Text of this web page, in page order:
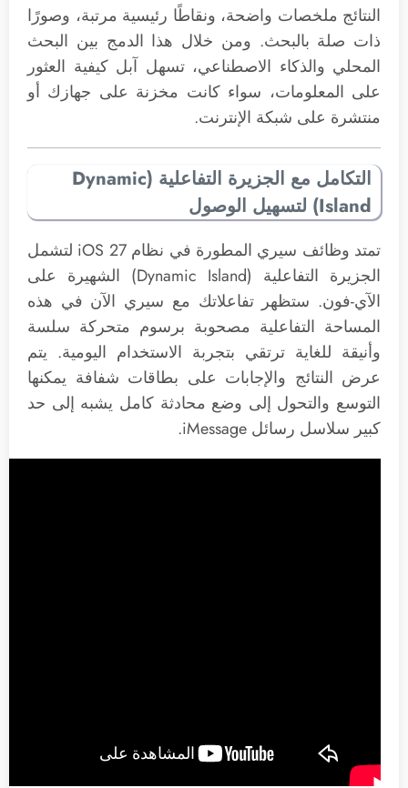
النتائج ملخصات واضحة، ونقاطًا رئيسية مرتبة، وصورًا
ذات صلة بالبحث. ومن خلال هذا الدمج بين البحث
المحلي والذكاء الاصطناعي، تسهل آبل كيفية العثور
على المعلومات، سواء كانت مخزنة على جهازك أو
منتشرة على شبكة الإنترنت.
التكامل مع الجزيرة التفاعلية (Dynamic
Island) لتسهيل الوصول
تمتد وظائف سيري المطورة في نظام iOS 27 لتشمل
الجزيرة التفاعلية (Dynamic Island) الشهيرة على
الآي-فون. ستظهر تفاعلاتك مع سيري الآن في هذه
المساحة التفاعلية مصحوبة برسوم متحركة سلسة
وأنيقة للغاية ترتقي بتجربة الاستخدام اليومية. يتم
عرض النتائج والإجابات على بطاقات شفافة يمكنها
التوسع والتحول إلى وضع محادثة كامل يشبه إلى حد
كبير سلاسل رسائل iMessage.